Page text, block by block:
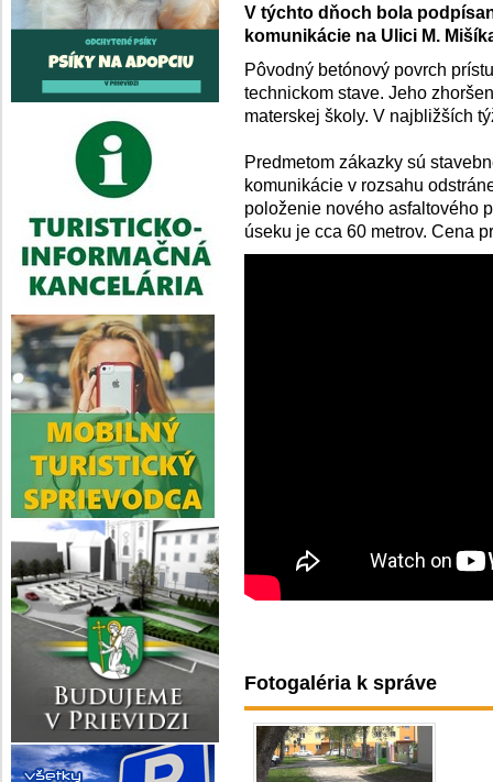
V týchto dňoch bola
komunikácie na Ulici M.
Pôvodný betónový povrch
technickom stave. Jeho
materskej školy. V najbližších
Predmetom zákazky sú
komunikácie v rozsahu
položenie nového asfaltového
úseku je cca 60 metrov. Cena
Fotogaléria k správe